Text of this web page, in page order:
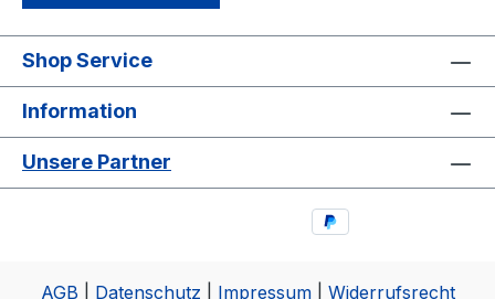
Shop Service
Information
Unsere Partner
AGB Datenschutz Impressum| Widerrufsrecht